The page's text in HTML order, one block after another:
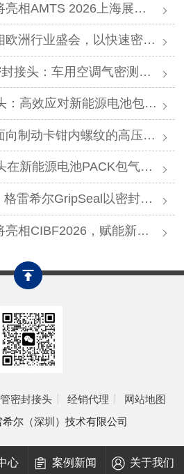
上海展，以密封技术赋能汽车制造
以快速密封技术赋能欧洲新能源产业链
车用空调气密测试的可靠选择
对新能源电池包防爆阀测试难题
卡钳内螺纹的高压密封连接方案
电池PACK包气密测试中的应用
GripSeal以密封连接硬核实力圈粉
，赋能新能源产业绿色发展
密封接头 经销代理
网站地图
尔（深圳）技术有限公司
心 案例新闻 关于我们